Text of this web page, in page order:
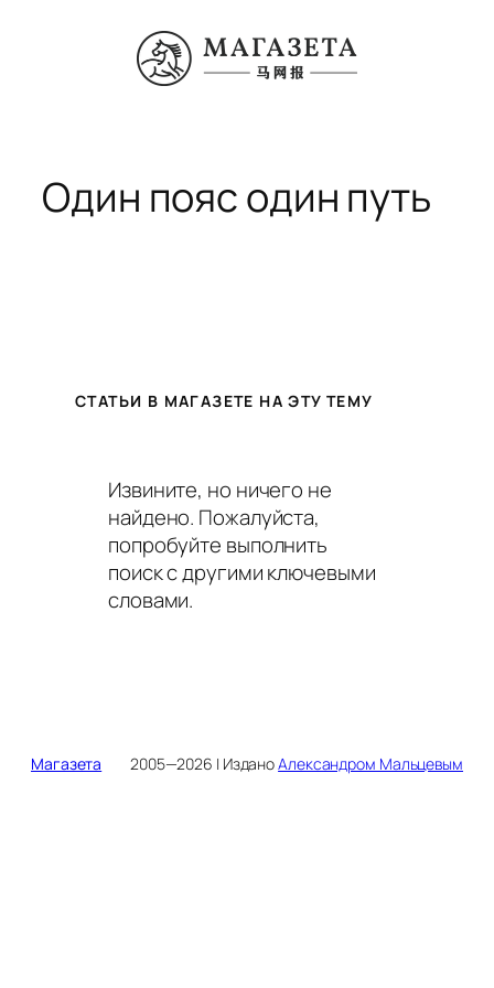
содержимому
Один пояс один путь
СТАТЬИ В МАГАЗЕТЕ НА ЭТУ ТЕМУ
Извините, но ничего не
найдено. Пожалуйста,
попробуйте выполнить
поиск с другими ключевыми
словами.
Магазета 2005—2026 | ИзданоАлександром Мальцевым